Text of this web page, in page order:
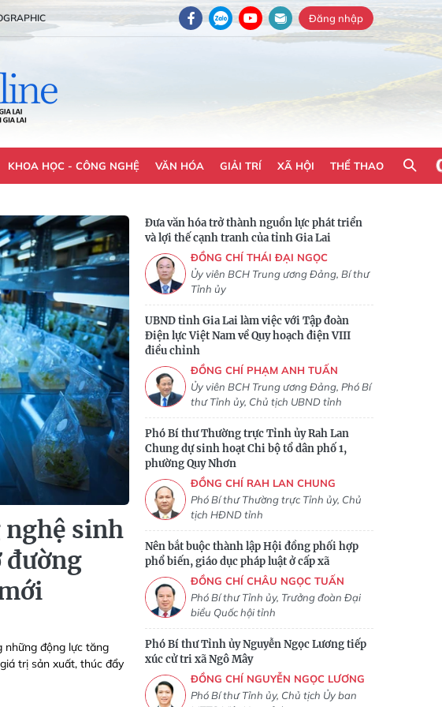
Đăng nhập
KHOA HỌC - CÔNG NGHỆ VĂN HÓA GIẢI TRÍ XÃ HỘI THỂ THAO
sinh
đường
những động lực tăng
trị sản xuất, thúc đẩy
Đưa văn hóa trở thành nguồn lực phát triển
và lợi thế cạnh tranh của tỉnh Gia Lai
ĐỒNG CHÍ THÁI ĐẠI NGỌC
Ủy viên BCH Trung ương Đảng, Bí thư
Tỉnh ủy
UBND tỉnh Gia Lai làm việc với Tập đoàn
Điện lực Việt Nam về Quy hoạch điện VIII
điều chỉnh
ĐỒNG CHÍ PHẠM ANH TUẤN
Ủy viên BCH Trung ương Đảng, Phó Bí
thư Tỉnh ủy, Chủ tịch UBND tỉnh
Phó Bí thư Thường trực Tỉnh ủy Rah Lan
Chung dự sinh hoạt Chi bộ tổ dân phố 1,
phường Quy Nhơn
ĐỒNG CHÍ RAH LAN CHUNG
Phó Bí thư Thường trực Tỉnh ủy, Chủ
tịch HĐND tỉnh
Nên bắt buộc thành lập Hội đồng phối hợp
phổ biến, giáo dục pháp luật ở cấp xã
ĐỒNG CHÍ CHÂU NGỌC TUẤN
Phó Bí thư Tỉnh ủy, Trưởng đoàn Đại
biểu Quốc hội tỉnh
Phó Bí thư Tỉnh ủy Nguyễn Ngọc Lương tiếp
xúc cử tri xã Ngô Mây
ĐỒNG CHÍ NGUYỄN NGỌC LƯƠNG
Phó Bí thư Tỉnh ủy, Chủ tịch Ủy ban